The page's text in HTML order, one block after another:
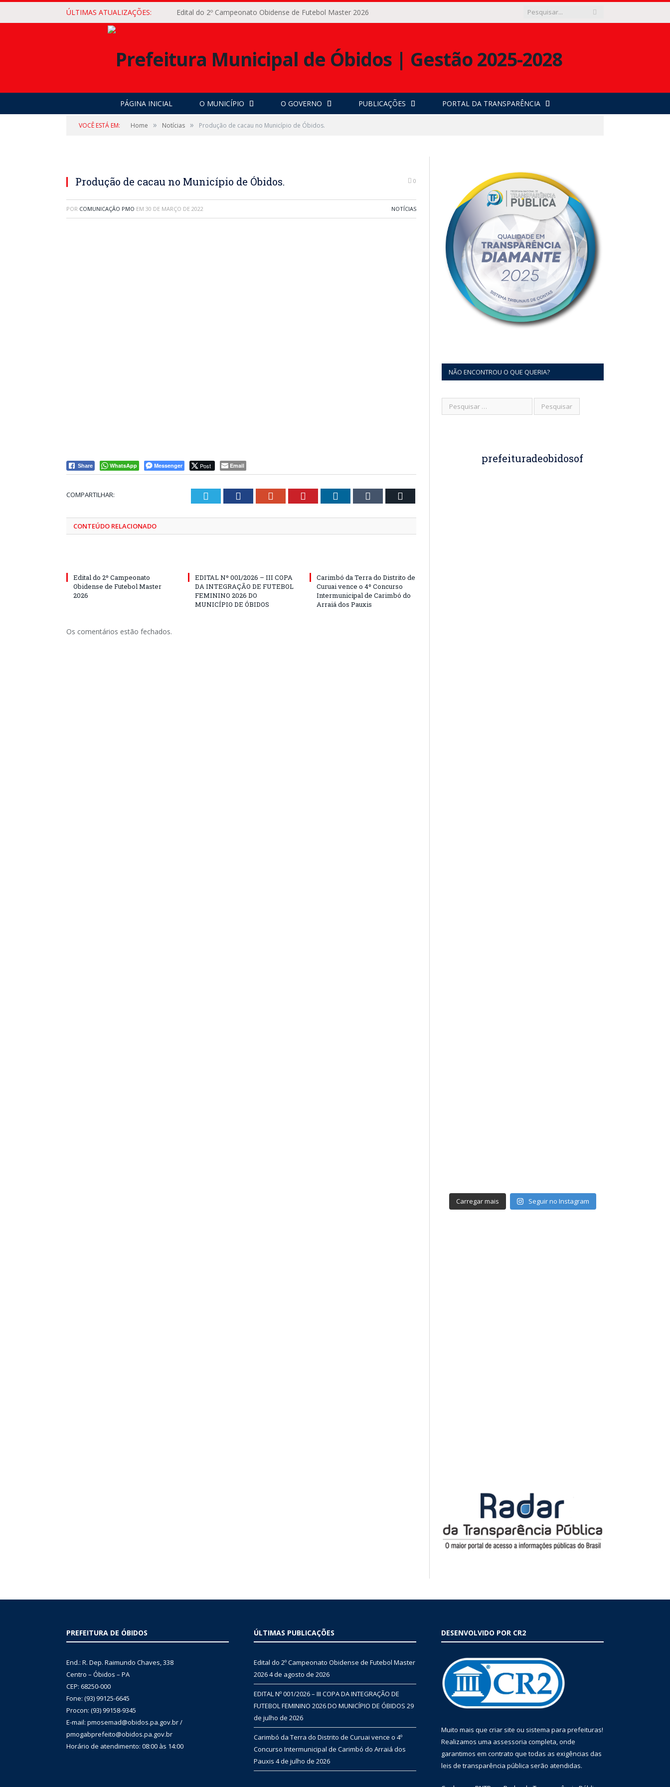
ÚLTIMAS ATUALIZAÇÕES: Edital do 2º Campeonato Obidense de Futebol Master 2026
PÁGINA INICIAL O MUNICÍPIO O GOVERNO PUBLICAÇÕES PORTAL DA TRANSPARÊNCIA
VOCÊ ESTÁ EM: Home » Notícias » Produção de cacau no Município de Óbidos.
Produção de cacau no Município de Óbidos. 0
POR COMUNICAÇÃO PMO EM 30 DE MARÇO DE 2022 NOTÍCIAS
Share WhatsApp Messenger Post Email
COMPARTILHAR: Twitter Facebook Google+ Pinterest LinkedIn Tumblr
CONTEÚDO RELACIONADO
Edital do 2º Campeonato
Obidense de Futebol Master
2026
EDITAL Nº 001/2026 – III COPA
DA INTEGRAÇÃO DE FUTEBOL
FEMININO 2026 DO
MUNICÍPIO DE ÓBIDOS
Carimbó da Terra do Distrito de
Curuai vence o 4º Concurso
Intermunicipal de Carimbó do
Arraiá dos Pauxis
Os comentários estão fechados.
NÃO ENCONTROU O QUE QUERIA?
prefeituradeobidosof
Carregar mais Seguir no Instagram
PREFEITURA DE ÓBIDOS
End.: R. Dep. Raimundo Chaves, 338
Centro – Óbidos – PA
CEP: 68250-000
Fone: (93) 99125-6645
Procon: (93) 99158-9345
E-mail: pmosemad@obidos.pa.gov.br /
pmogabprefeito@obidos.pa.gov.br
Horário de atendimento: 08:00 às 14:00
ÚLTIMAS PUBLICAÇÕES
Edital do 2º Campeonato Obidense de Futebol Master
20264 de agosto de 2026
EDITAL Nº 001/2026 – III COPA DA INTEGRAÇÃO DE
FUTEBOL FEMININO 2026 DO MUNICÍPIO DE ÓBIDOS 29
de julho de 2026
Carimbó da Terra do Distrito de Curuai vence o 4º
Concurso Intermunicipal de Carimbó do Arraiá dos
Pauxis 4 de julho de 2026
DESENVOLVIDO POR CR2
Muito mais que criar site ou sistema para prefeituras!
Realizamos uma assessoria completa, onde
garantimos em contrato que todas as exigências das
leis de transparência pública serão atendidas.